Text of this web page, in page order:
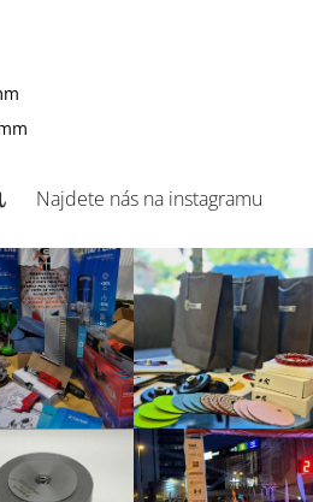
Najdete nás na instagramu